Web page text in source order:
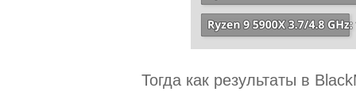
Тогда как результаты в